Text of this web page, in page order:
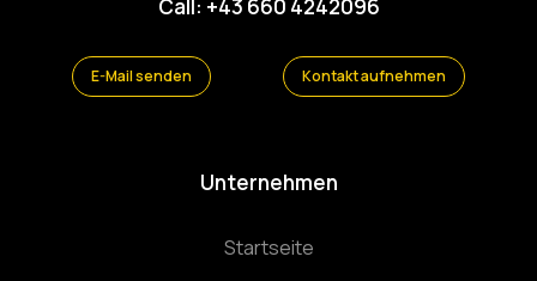
Call: +43 660 4242096
E-Mail senden Kontakt aufnehmen
Unternehmen
Startseite